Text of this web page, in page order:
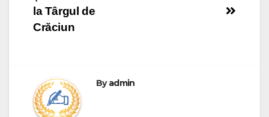
la Târgul de
Crăciun
Byadmin